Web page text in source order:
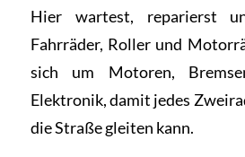
Hier wartest, reparierst
Fahrräder, Roller und
sich um Motoren,
Elektronik, damit jedes
die Straße gleiten kann.